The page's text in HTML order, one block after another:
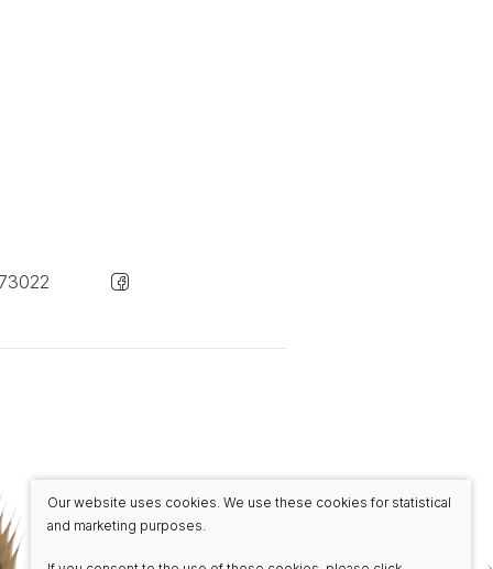
Our website uses cookies. We use these cookies for statistical
and marketing purposes.